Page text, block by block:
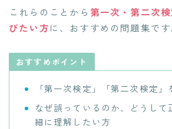
これらのことから 第一次・第二次
びたい方に、おすすめの問題集です
おすすめポイント
「第一次検定」「第二次検定
なぜ誤っているのか、どうして
細に理解したい方